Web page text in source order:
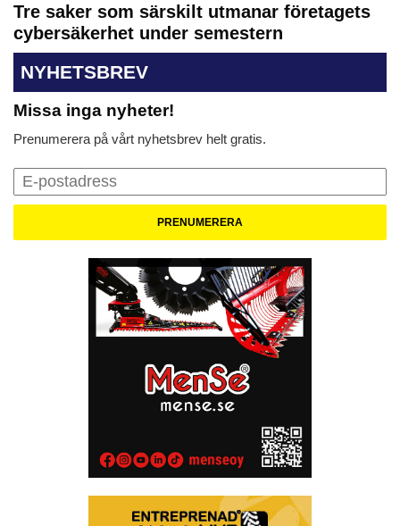
Tre saker som särskilt utmanar företagets
cybersäkerhet under semestern
NYHETSBREV
Missa inga nyheter!
Prenumerera på vårt nyhetsbrev helt gratis.